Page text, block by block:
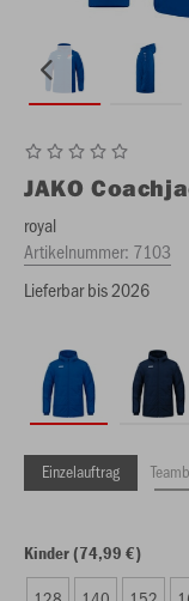
JAKO
royal
Artikelnummer: 7103
Lieferbar bis 2026
Einzelauftrag
Kinder (74,99 €)